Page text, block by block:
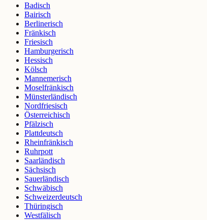
Badisch
Bairisch
Berlinerisch
Fränkisch
Friesisch
Hamburgerisch
Hessisch
Kölsch
Mannemerisch
Moselfränkisch
Münsterländisch
Nordfriesisch
Österreichisch
Pfälzisch
Plattdeutsch
Rheinfränkisch
Ruhrpott
Saarländisch
Sächsisch
Sauerländisch
Schwäbisch
Schweizerdeutsch
Thüringisch
Westfälisch